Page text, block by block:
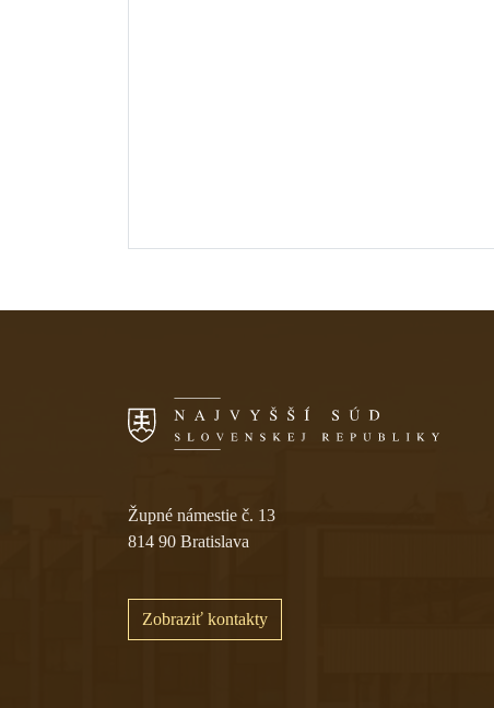
Župné námestie č. 13
814 90 Bratislava
Zobraziť kontakty